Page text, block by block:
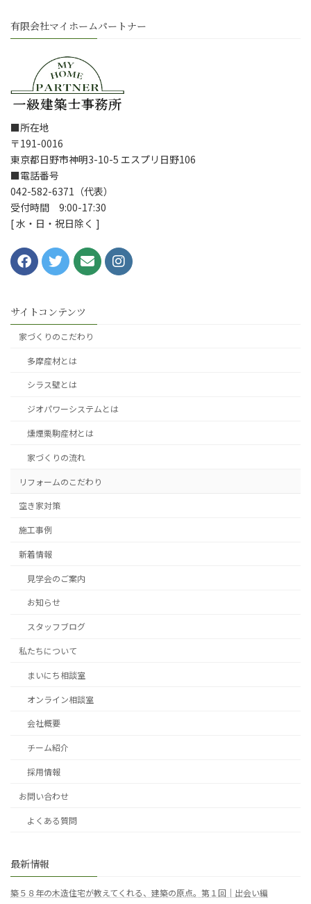
有限会社マイホームパートナー
■所在地
〒191-0016
東京都日野市神明3-10-5 エスプリ日野106
■電話番号
042-582-6371（代表）
受付時間 9:00-17:30
[ 水・日・祝日除く ]
サイトコンテンツ
家づくりのこだわり
多摩産材とは
シラス壁とは
ジオパワーシステムとは
燻煙栗駒産材とは
家づくりの流れ
リフォームのこだわり
空き家対策
施工事例
新着情報
見学会のご案内
お知らせ
スタッフブログ
私たちについて
まいにち相談室
オンライン相談室
会社概要
チーム紹介
採用情報
お問い合わせ
よくある質問
最新情報
築５８年の木造住宅が教えてくれる、建築の原点。第１回｜出会い編